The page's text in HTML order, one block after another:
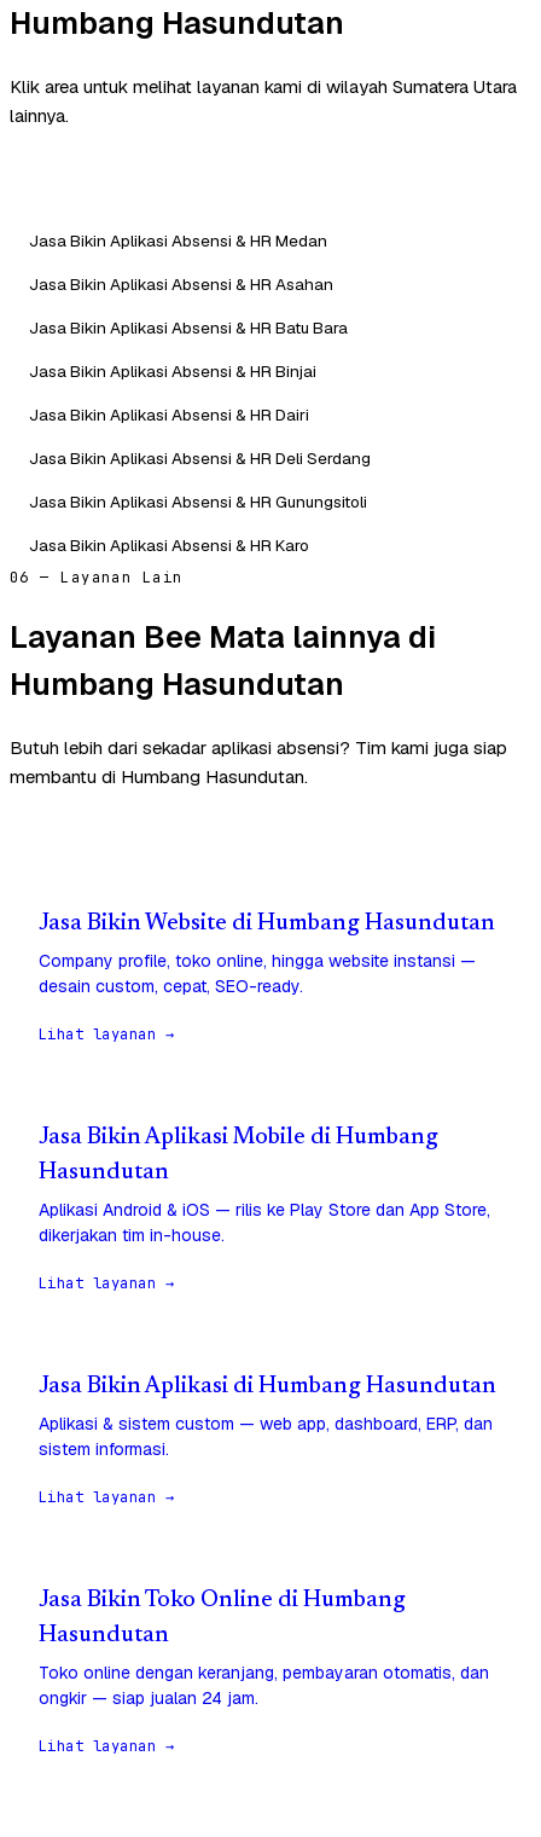
Humbang Hasundutan
Klik area untuk melihat layanan kami di wilayah Sumatera Utara
lainnya.
Jasa Bikin Aplikasi Absensi & HR Medan
Jasa Bikin Aplikasi Absensi & HR Asahan
Jasa Bikin Aplikasi Absensi & HR Batu Bara
Jasa Bikin Aplikasi Absensi & HR Binjai
Jasa Bikin Aplikasi Absensi & HR Dairi
Jasa Bikin Aplikasi Absensi & HR Deli Serdang
Jasa Bikin Aplikasi Absensi & HR Gunungsitoli
Jasa Bikin Aplikasi Absensi & HR Karo
06 — Layanan Lain
Layanan Bee Mata lainnya di
Humbang Hasundutan
Butuh lebih dari sekadar aplikasi absensi? Tim kami juga siap
membantu di Humbang Hasundutan.
Jasa Bikin Website di Humbang Hasundutan
Company profile, toko online, hingga website instansi —
desain custom, cepat, SEO-ready.
Lihat layanan →
Jasa Bikin Aplikasi Mobile di Humbang
Hasundutan
Aplikasi Android & iOS — rilis ke Play Store dan App Store,
dikerjakan tim in-house.
Lihat layanan →
Jasa Bikin Aplikasi di Humbang Hasundutan
Aplikasi & sistem custom — web app, dashboard, ERP, dan
sistem informasi.
Lihat layanan →
Jasa Bikin Toko Online di Humbang
Hasundutan
Toko online dengan keranjang, pembayaran otomatis, dan
ongkir — siap jualan 24 jam.
Lihat layanan →